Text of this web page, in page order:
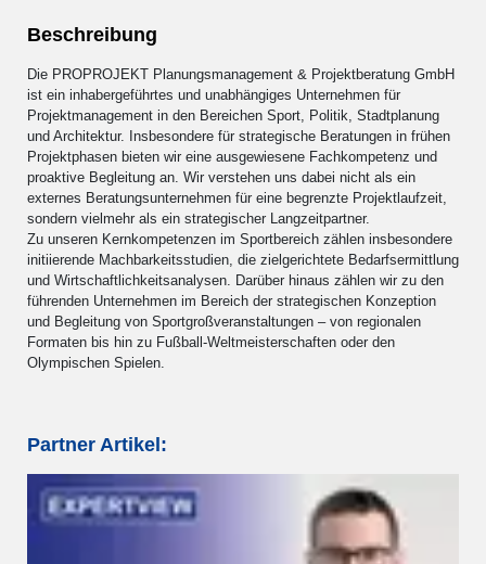
Beschreibung
Die PROPROJEKT Planungsmanagement & Projektberatung GmbH
ist ein inhabergeführtes und unabhängiges Unternehmen für
Projektmanagement in den Bereichen Sport, Politik, Stadtplanung
und Architektur. Insbesondere für strategische Beratungen in frühen
Projektphasen bieten wir eine ausgewiesene Fachkompetenz und
proaktive Begleitung an. Wir verstehen uns dabei nicht als ein
externes Beratungsunternehmen für eine begrenzte Projektlaufzeit,
sondern vielmehr als ein strategischer Langzeitpartner.
Zu unseren Kernkompetenzen im Sportbereich zählen insbesondere
initiierende Machbarkeitsstudien, die zielgerichtete Bedarfsermittlung
und Wirtschaftlichkeitsanalysen. Darüber hinaus zählen wir zu den
führenden Unternehmen im Bereich der strategischen Konzeption
und Begleitung von Sportgroßveranstaltungen – von regionalen
Formaten bis hin zu Fußball-Weltmeisterschaften oder den
Olympischen Spielen.
Partner Artikel: